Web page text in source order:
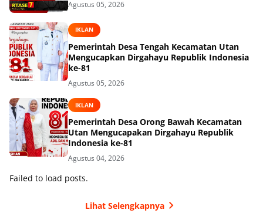
Agustus 05, 2026
IKLAN
Pemerintah Desa Tengah Kecamatan Utan
Mengucapkan Dirgahayu Republik Indonesia
ke-81
Agustus 05, 2026
IKLAN
Pemerintah Desa Orong Bawah Kecamatan
Utan Mengucapakan Dirgahayu Republik
Indonesia ke-81
Agustus 04, 2026
Failed to load posts.
Lihat Selengkapnya